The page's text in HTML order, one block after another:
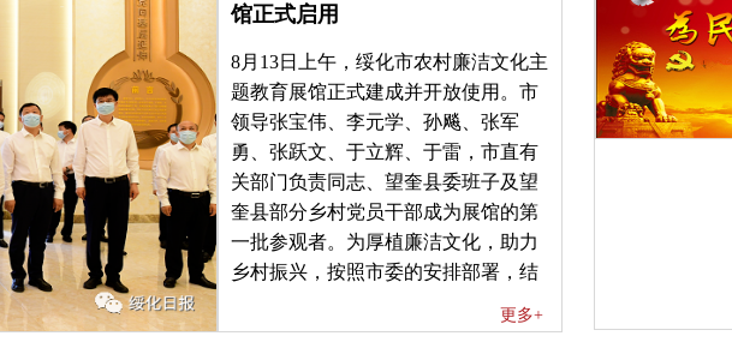
馆正式启用
8月13日上午，绥化市农村廉洁文化主
题教育展馆正式建成并开放使用。市
领导张宝伟、李元学、孙飚、张军
勇、张跃文、于立辉、于雷，市直有
关部门负责同志、望奎县委班子及望
奎县部分乡村党员干部成为展馆的第
一批参观者。为厚植廉洁文化，助力
乡村振兴，按照市委的安排部署，结
合绥化实际，市纪委监委和望奎县委
共同筹建了绥化市农村廉洁文化主题
更多+